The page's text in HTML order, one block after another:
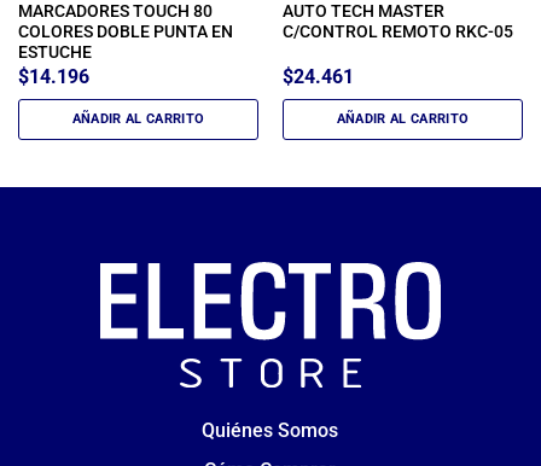
MARCADORES TOUCH 80
COLORES DOBLE PUNTA EN
ESTUCHE
$14.196
AÑADIR AL CARRITO
AUTO TECH MASTER
C/CONTROL REMOTO RKC-05
$24.461
AÑADIR AL CARRITO
Quiénes Somos